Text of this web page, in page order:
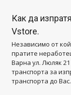
Как да
Vstore.
Независимо от
пратите
Варна ул. Люляк
транспорта за
транспорта до Вас.